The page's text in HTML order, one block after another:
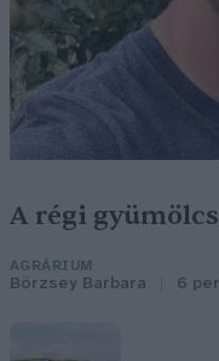
A régi
AGRÁRIUM
Börzsey Barbara 6